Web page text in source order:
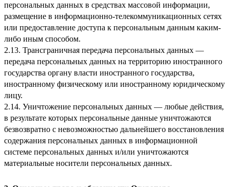
персональных данных в средствах массовой информации,
размещение в информационно-телекоммуникационных сетях
или предоставление доступа к персональным данным каким-
либо иным способом.
2.13. Трансграничная передача персональных данных —
передача персональных данных на территорию иностранного
государства органу власти иностранного государства,
иностранному физическому или иностранному юридическому
лицу.
2.14. Уничтожение персональных данных — любые действия,
в результате которых персональные данные уничтожаются
безвозвратно с невозможностью дальнейшего восстановления
содержания персональных данных в информационной
системе персональных данных и/или уничтожаются
материальные носители персональных данных.